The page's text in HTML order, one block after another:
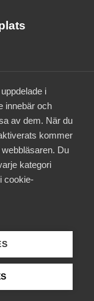
i
innebär och
av dem. När du
kommer
Du
kategori
cookie-
och
för